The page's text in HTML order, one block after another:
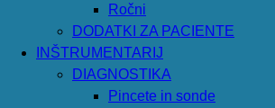
Ročni
DODATKI ZA PACIENTE
INŠTRUMENTARIJ
DIAGNOSTIKA
Pincete in sonde